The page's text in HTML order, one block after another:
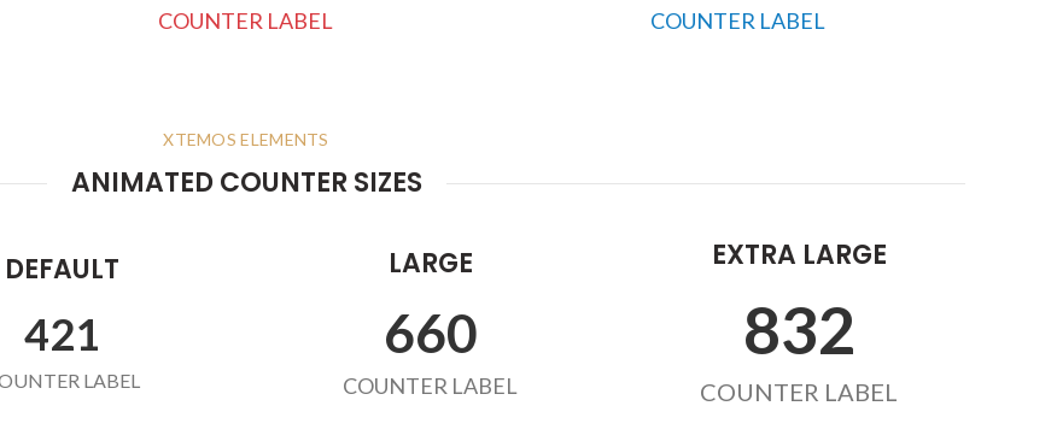
COUNTER LABEL COUNTER LABEL
XTEMOS ELEMENTS
ANIMATED COUNTER SIZES
DEFAULT
432
LABEL
LARGE
678
COUNTER LABEL
EXTRA LARGE
855
COUNTER LABEL